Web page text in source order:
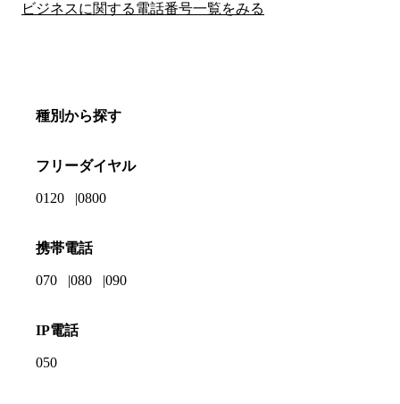
ビジネスに関する電話番号一覧をみる
種別から探す
フリーダイヤル
0120 0800
携帯電話
070 080 090
IP電話
050